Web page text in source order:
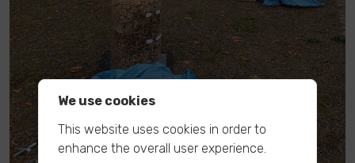
We use cookies
This website uses cookies in order to
enhance the overall user experience.